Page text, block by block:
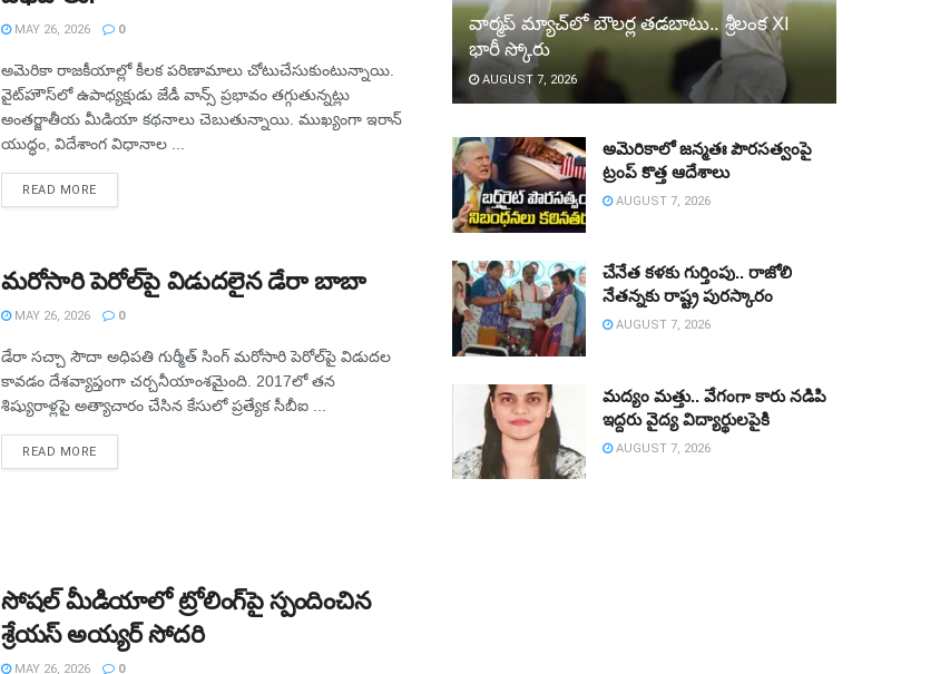
MAY 26, 2026 0
అమెరికా రాజకీయాల్లో కీలక పరిణామాలు చోటుచేసుకుంటున్నాయి.
వైట్‌హౌస్‌లో ఉపాధ్యక్షుడు జేడీ వాన్స్‌ ప్రభావం తగ్గుతున్నట్లు
అంతర్జాతీయ మీడియా కథనాలు చెబుతున్నాయి. ముఖ్యంగా ఇరాన్‌
యుద్ధం, విదేశాంగ విధానాల ...
READ MORE
మరోసారి పెరోల్‌పై విడుదలైన డేరా బాబా
MAY 26, 2026 0
డేరా సచ్చా సౌదా అధిపతి గుర్మీత్‌ సింగ్‌ మరోసారి పెరోల్‌పై విడుదల
కావడం దేశవ్యాప్తంగా చర్చనీయాంశమైంది. 2017లో తన
శిష్యురాళ్లపై అత్యాచారం చేసిన కేసులో ప్రత్యేక సీబీఐ ...
READ MORE
సోషల్ మీడియాలో ట్రోలింగ్‌పై స్పందించిన
శ్రేయస్ అయ్యర్ సోదరి
MAY 26, 2026 0
వార్మప్‌ మ్యాచ్‌లో బౌలర్ల తడబాటు.. శ్రీలంక XI
భారీ స్కోరు
AUGUST 7, 2026
అమెరికాలో జన్మతః పౌరసత్వంపై
ట్రంప్‌ కొత్త ఆదేశాలు
AUGUST 7, 2026
చేనేత కళకు గుర్తింపు.. రాజోలి
నేతన్నకు రాష్ట్ర పురస్కారం
AUGUST 7, 2026
మద్యం మత్తు.. వేగంగా కారు నడిపి
ఇద్దరు వైద్య విద్యార్థులపైకి
AUGUST 7, 2026